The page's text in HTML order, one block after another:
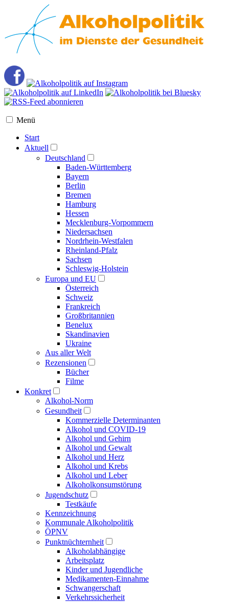
Menü
Start
Aktuell
Deutschland
Baden-Württemberg
Bayern
Berlin
Bremen
Hamburg
Hessen
Mecklenburg-Vorpommern
Niedersachsen
Nordrhein-Westfalen
Rheinland-Pfalz
Sachsen
Schleswig-Holstein
Europa und EU
Österreich
Schweiz
Frankreich
Großbritannien
Benelux
Skandinavien
Ukraine
Aus aller Welt
Rezensionen
Bücher
Filme
Konkret
Alkohol-Norm
Gesundheit
Kommerzielle Determinanten
Alkohol und COVID-19
Alkohol und Gehirn
Alkohol und Gewalt
Alkohol und Herz
Alkohol und Krebs
Alkohol und Leber
Alkoholkonsumstörung
Jugendschutz
Testkäufe
Kennzeichnung
Kommunale Alkoholpolitik
ÖPNV
Punktnüchternheit
Alkoholabhängige
Arbeitsplatz
Kinder und Jugendliche
Medikamenten-Einnahme
Schwangerschaft
Verkehrssicherheit